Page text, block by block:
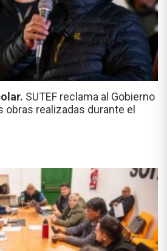
SUTEF reclama al Gobierno
realizadas durante el